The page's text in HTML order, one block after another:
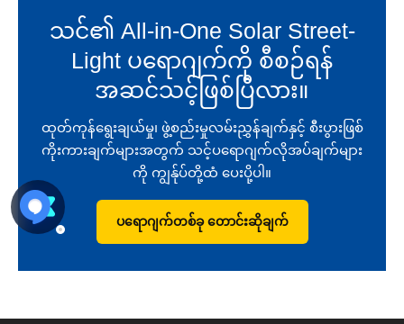
သင်၏ All-in-One Solar Street-
Light ပရောဂျက်ကို စီစဉ်ရန်
အဆင်သင့်ဖြစ်ပြီလား။
ထုတ်ကုန်ရွေးချယ်မှု၊ ဖွဲ့စည်းမှုလမ်းညွှန်ချက်နှင့် စီးပွားဖြစ်
ကိုးကားချက်များအတွက် သင့်ပရောဂျက်လိုအပ်ချက်များ
ကို ကျွန်ုပ်တို့ထံ ပေးပို့ပါ။
ပရောဂျက်တစ်ခု တောင်းဆိုချက်